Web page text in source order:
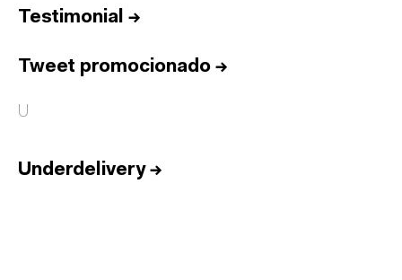
Testimonial →
Tweet promocionado →
U
Underdelivery→